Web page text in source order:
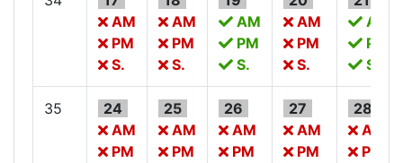
AM
PM
S.
AM
PM
S.
AM
PM
S.
AM
PM
S.
AM
PM
S.
35
24
AM
PM
25
AM
PM
26
AM
PM
27
AM
PM
28
AM
PM